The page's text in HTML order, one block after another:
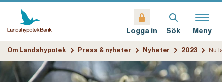
Logga in Sök Meny
Om Landshypotek Press & nyheter Nyheter 2023